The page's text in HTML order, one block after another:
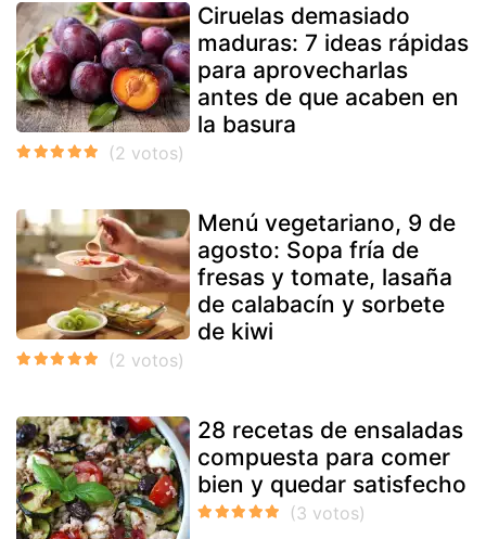
Ciruelas demasiado
maduras: 7 ideas rápidas
para aprovecharlas
antes de que acaben en
la basura
Menú vegetariano, 9 de
agosto: Sopa fría de
fresas y tomate, lasaña
de calabacín y sorbete
de kiwi
28 recetas de ensaladas
compuesta para comer
bien y quedar satisfecho